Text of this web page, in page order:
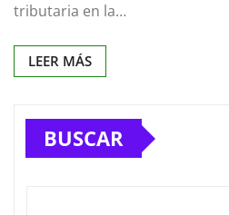
tributaria en la…
LEER MÁS
BUSCAR